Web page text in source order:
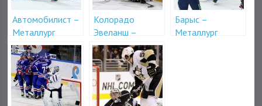
Автомобилист –
Металлург
Магнитогорск
Колорадо
Эвеланш –
Питтсбург
Пингвинз,
прогноз на матч
НХЛ
Барыс –
Металлург